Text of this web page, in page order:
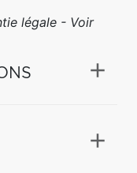
légale - Voir